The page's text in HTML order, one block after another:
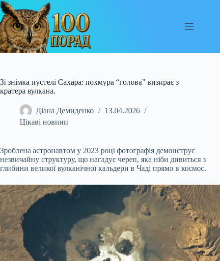
Перейти
до
вмісту
Зі знімка пустелі Сахара: похмура “голова” визирає з
кратера вулкана.
Діана Демиденко
13.04.2026
Цікаві новини
Зроблена астронавтом у 2023 році фотографія демонструє
незвичайну структуру, що нагадує череп, яка ніби дивиться з
глибини великої вулканічної кальдери в Чаді прямо в космос.